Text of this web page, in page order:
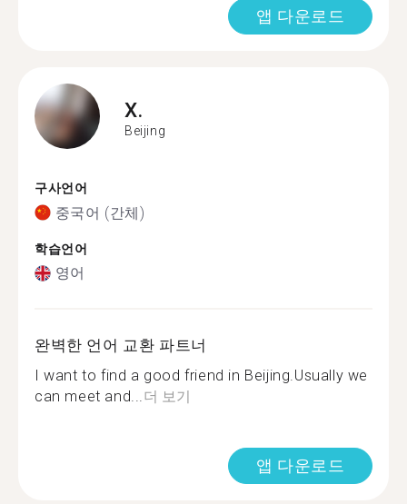
앱 다운로드
X.
Beijing
구사언어
중국어 (간체)
학습언어
영어
완벽한 언어 교환 파트너
I want to find a good friend in Beijing.Usually we
can meet and...더 보기
앱 다운로드